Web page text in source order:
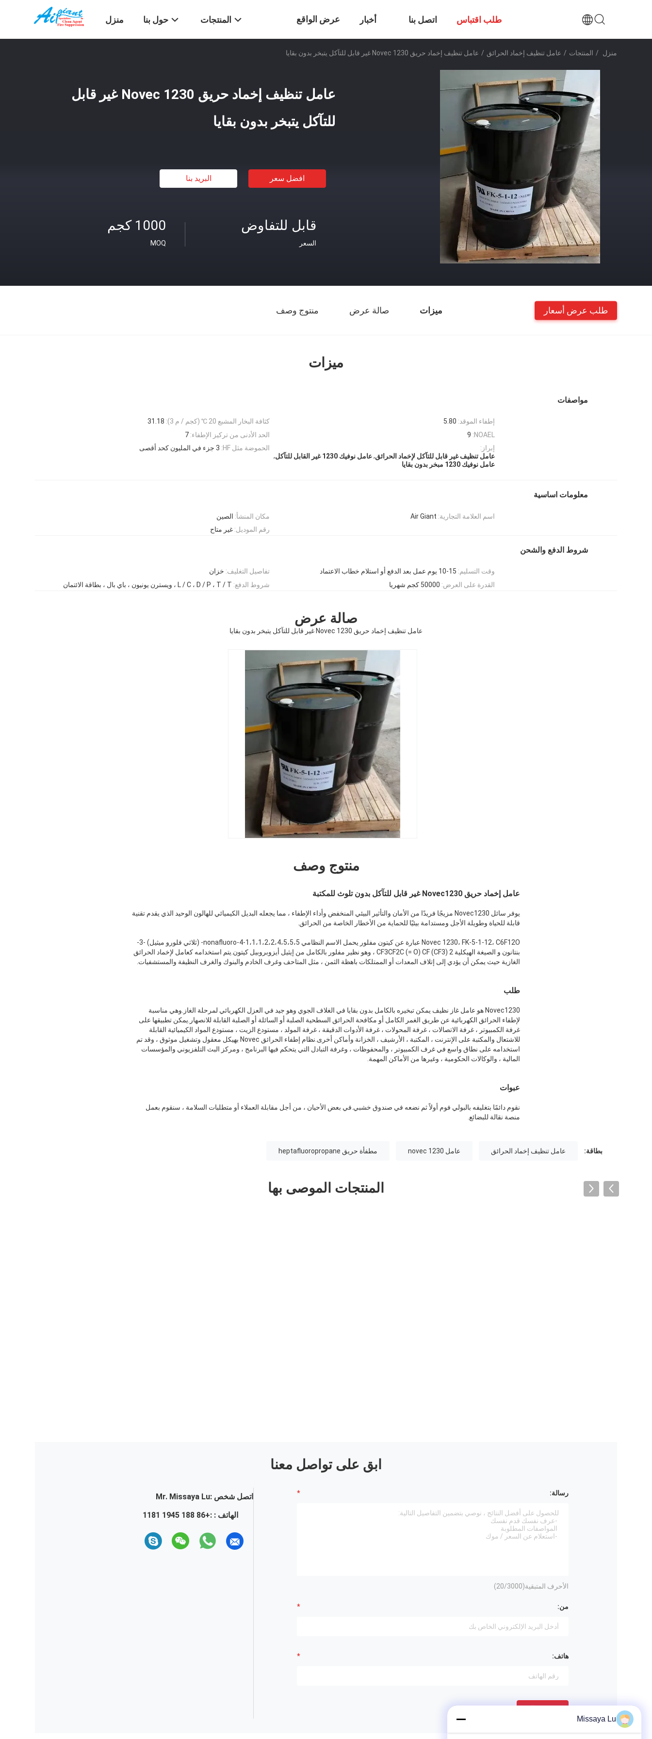
منزل حول بنا المنتجات عرض الواقع
الافتراضي
أخبار اتصل بنا طلب اقتباس
منزل / المنتجات / عامل تنظيف إخماد الحرائق / عامل تنظيف إخماد حريق Novec 1230 غير قابل للتآكل يتبخر بدون بقايا
عامل تنظيف إخماد حريق Novec 1230 غير قابل
للتآكل يتبخر بدون بقايا
افضل سعر البريد بنا
1000 كجم
MOQ
قابل للتفاوض
السعر
ميزات صالة عرض منتوج وصف طلب عرض أسعار
ميزات
مواصفات
كثافة البخار المشبع 20 ℃ (كجم / م 3): 31.18 إطفاء الموقد: 5.80
الحد الأدنى من تركيز الإطفاء: 7 NOAEL:
9
الحموضة مثل HF:
3 جزء في المليون كحد أقصى
إبراز:
عامل تنظيف غير قابل للتآكل لإخماد الحرائق,عامل نوفيك 1230 غير القابل للتآكل
,
عامل نوفيك 1230 مبخر بدون بقايا
معلومات اساسية
مكان المنشأ: الصين اسم العلامة التجارية: Air Giant
رقم الموديل: غير متاح
شروط الدفع والشحن
تفاصيل التغليف: خزان وقت التسليم: 10-15 يوم عمل بعد الدفع أو استلام خطاب الاعتماد
شروط الدفع: L / C ، D / P ، T / T ، ويسترن يونيون ، باي بال ، بطاقة الائتمان القدرة على العرض: 50000 كجم شهريا
صالة عرض
عامل تنظيف إخماد حريق Novec 1230 غير قابل للتآكل يتبخر بدون بقايا
منتوج وصف
عامل إخماد حريق Novec1230 غير قابل للتآكل بدون تلوث للمكتبة
يوفر سائل Novec1230 مزيجًا فريدًا من الأمان والتأثير البيئي المنخفض وأداء الإطفاء ، مما يجعله البديل الكيميائي للهالون الوحيد الذي يقدم تقنية
قابلة للحياة وطويلة الأجل ومستدامة بيئيًا للحماية من الأخطار الخاصة من الحرائق.
Novec 1230، FK-5-1-12، C6F12O عبارة عن كيتون مفلور يحمل الاسم النظامي 1،1،1،2،2،4،5،5،5-nonafluoro-4- (ثلاثي فلورو ميثيل) -3-
بنتانون و الصيغة الهيكلية CF3CF2C (= O) CF (CF3) 2 ، وهو نظير مفلور بالكامل من إيثيل أيزوبروبيل كيتون.يتم استخدامه كعامل لإخماد الحرائق
الغازية حيث يمكن أن يؤدي إلى إتلاف المعدات أو الممتلكات باهظة الثمن ، مثل المتاحف وغرف الخادم والبنوك والغرف النظيفة والمستشفيات.
طلب
Novec1230 هو عامل غاز نظيف يمكن تبخيره بالكامل بدون بقايا في الغلاف الجوي وهو جيد في العزل الكهربائي لمرحلة الغاز.وهي مناسبة
لإطفاء الحرائق الكهربائية عن طريق الغمر الكامل أو مكافحة الحرائق السطحية الصلبة أو السائلة أو الصلبة القابلة للانصهار.يمكن تطبيقها على
غرفة الكمبيوتر ، غرفة الاتصالات ، غرفة المحولات ، غرفة الأدوات الدقيقة ، غرفة المولد ، مستودع الزيت ، مستودع المواد الكيميائية القابلة
للاشتعال والمكتبة على الإنترنت ، المكتبة ، الأرشيف ، الخزانة وأماكن أخرى.نظام إطفاء الحرائق Novec بهيكل معقول وتشغيل موثوق ، وقد تم
استخدامه على نطاق واسع في غرف الكمبيوتر ، والمحفوظات ، وغرفة التبادل التي يتحكم فيها البرنامج ، ومركز البث التلفزيوني والمؤسسات
المالية ، والوكالات الحكومية ، وغيرها من الأماكن المهمة.
عبوات
نقوم دائمًا بتغليفه بالبولي فوم أولاً ثم نضعه في صندوق خشبي.في بعض الأحيان ، من أجل مقابلة العملاء أو متطلبات السلامة ، سنقوم بعمل
منصة نقالة للبضائع.
بطاقة: عامل تنظيف إخماد الحرائق عامل novec 1230 مطفأة حريق heptafluoropropane
المنتجات الموصى بها
ابق على تواصل معنا
اتصل شخص :Mr. Missaya Lu
الهاتف : :+86 188 1945 1181
رسالة:
الأحرف المتبقية( 20/3000)
من:
هاتف:
Missaya Lu